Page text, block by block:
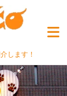
します！